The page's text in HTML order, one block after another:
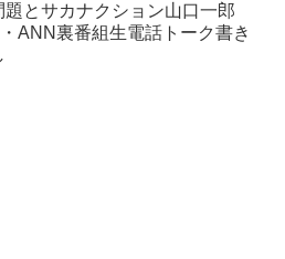
題とサカナクション山口一郎
ANN裏番組生電話トーク書き